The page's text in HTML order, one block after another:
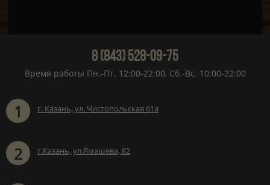
8 (843) 528-09-75
Время работы Пн.-Пт. 12:00-22:00, Сб.-Вс. 10:00-22:00
1 г. Казань, ул. Чистопольская 61а
2 г.Казань, ул.Ямашева, 82